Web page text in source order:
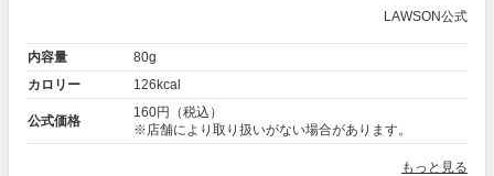
LAWSON公式
内容量
80g
カロリー
126kcal
公式価格
160円（税込）
※店舗により取り扱いがない場合があります。
もっと見る